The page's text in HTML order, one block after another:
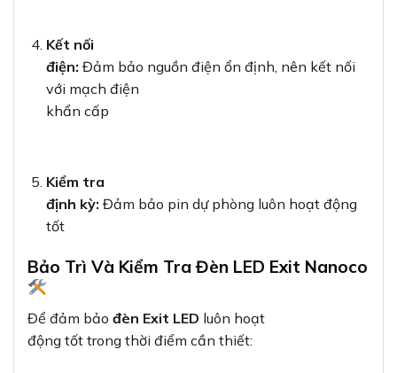
Kết nối
điện: Đảm bảo nguồn điện ổn định, nên kết nối
với mạch điện
khẩn cấp
Kiểm tra
định kỳ: Đảm bảo pin dự phòng luôn hoạt động
tốt
Bảo Trì Và Kiểm Tra Đèn LED Exit Nanoco
Để đảm bảo đèn Exit LED luôn hoạt
động tốt trong thời điểm cần thiết: